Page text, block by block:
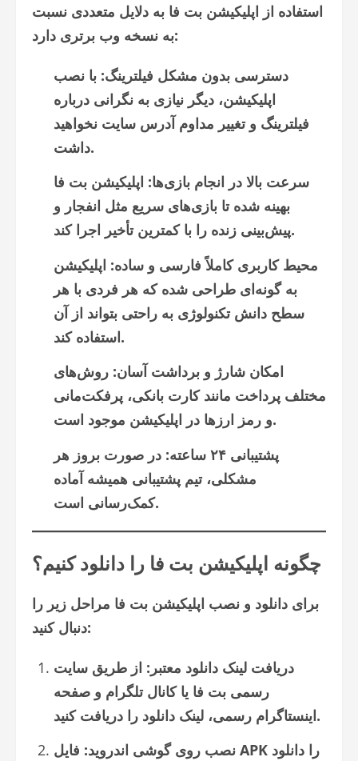
استفاده از اپلیکیشن بت فا به دلایل متعددی نسبت
به نسخه وب برتری دارد:
دسترسی بدون مشکل فیلترینگ: با نصب
اپلیکیشن، دیگر نیازی به نگرانی درباره
فیلترینگ و تغییر مداوم آدرس سایت نخواهید
داشت.
سرعت بالا در انجام بازی‌ها: اپلیکیشن بت فا
بهینه شده تا بازی‌های سریع مثل انفجار و
پیش‌بینی زنده را با کمترین تأخیر اجرا کند.
محیط کاربری کاملاً فارسی و ساده: اپلیکیشن
به گونه‌ای طراحی شده که هر فردی با هر
سطح دانش تکنولوژی به راحتی بتواند از آن
استفاده کند.
امکان شارژ و برداشت آسان: روش‌های
مختلف پرداخت مانند کارت بانکی، پرفکت‌مانی
و رمز ارزها در اپلیکیشن موجود است.
پشتیبانی ۲۴ ساعته: در صورت بروز هر
مشکلی، تیم پشتیبانی همیشه آماده
کمک‌رسانی است.
چگونه اپلیکیشن بت فا را دانلود کنیم؟
برای دانلود و نصب اپلیکیشن بت فا مراحل زیر را
دنبال کنید:
دریافت لینک دانلود معتبر: از طریق سایت
رسمی بت فا یا کانال تلگرام و صفحه
اینستاگرام رسمی، لینک دانلود را دریافت کنید.
نصب روی گوشی اندروید: فایل APK را دانلود